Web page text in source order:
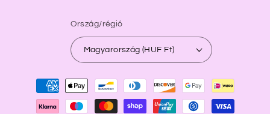
Ország/régió
Magyarország (HUF Ft)
Fizetési
módok